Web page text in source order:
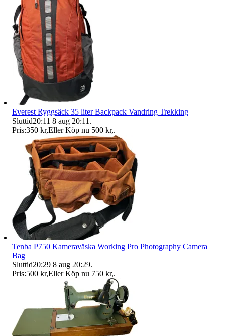
Everest Ryggsäck 35 liter Backpack Vandring Trekking
Sluttid20:11 8 aug 20:11 .
Pris:350 kr,Eller Köp nu 500 kr,.
Tenba P750 Kameraväska Working Pro Photography Camera
Bag
Sluttid20:29 8 aug 20:29.
Pris:500 kr,Eller Köp nu 750 kr,.